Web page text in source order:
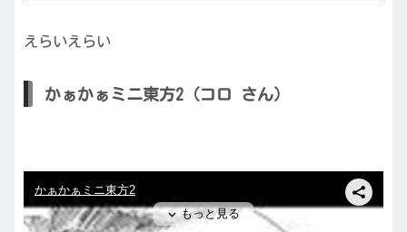
えらいえらい
かぁかぁミニ東方2（コロ さん）